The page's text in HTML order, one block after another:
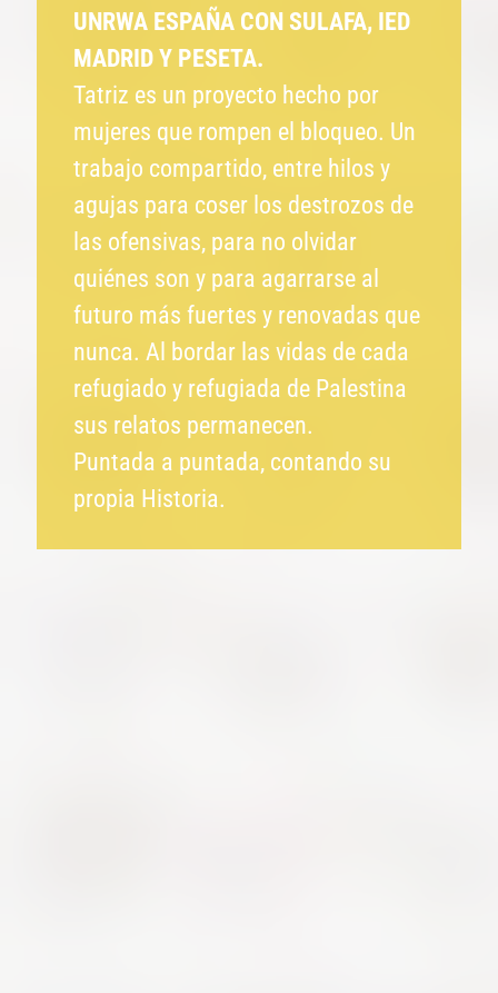
UNRWA ESPAÑA CON SULAFA, IED
MADRID Y PESETA.
Tatriz es un proyecto hecho por
mujeres que rompen el bloqueo. Un
trabajo compartido, entre hilos y
agujas para coser los destrozos de
las ofensivas, para no olvidar
quiénes son y para agarrarse al
futuro más fuertes y renovadas que
nunca. Al bordar las vidas de cada
refugiado y refugiada de Palestina
sus relatos permanecen.
Puntada a puntada, contando su
propia Historia.